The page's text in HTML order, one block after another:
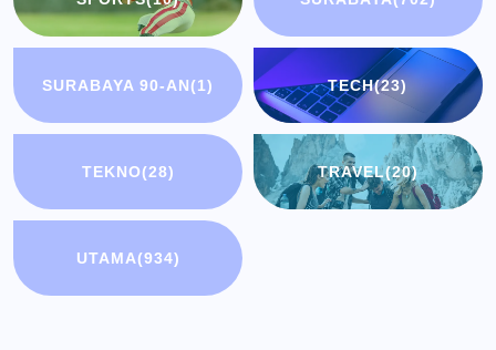
SURABAYA 90-AN(1) TECH(23)
TEKNO(28) TRAVEL(20)
UTAMA(934)